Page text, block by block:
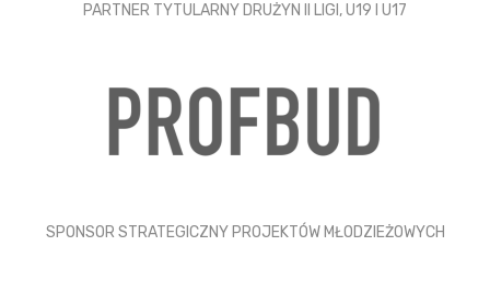
PARTNER TYTULARNY DRUŻYN II LIGI, U19 I U17
SPONSOR STRATEGICZNY PROJEKTÓW MŁODZIEŻOWYCH